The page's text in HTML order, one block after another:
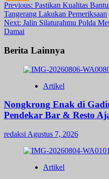
Post
navigation
Previous: Pastikan Kualitas
Tangerang Lakukan Pemeriksaan
Next: Jalin Silaturahmu Polda
Damai
Berita Lainnya
Artikel
Nongkrong Enak di
Pendekar Bar & Resto
redaksi Agustus 7, 2026
Artikel